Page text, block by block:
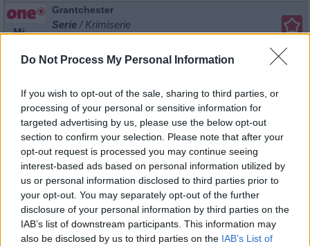
Do Not Process My Personal Information
If you wish to opt-out of the sale, sharing to third parties, or
processing of your personal or sensitive information for
targeted advertising by us, please use the below opt-out
section to confirm your selection. Please note that after your
opt-out request is processed you may continue seeing
interest-based ads based on personal information utilized by
us or personal information disclosed to third parties prior to
your opt-out. You may separately opt-out of the further
disclosure of your personal information by third parties on the
IAB’s list of downstream participants. This information may
also be disclosed by us to third parties on the IAB’s List of
Mi
03:55
Grantchester
Serie / Krimiserie
Fr
28.8.
04:35
-
05:20
Grantchester
Serie/ Krimiserie